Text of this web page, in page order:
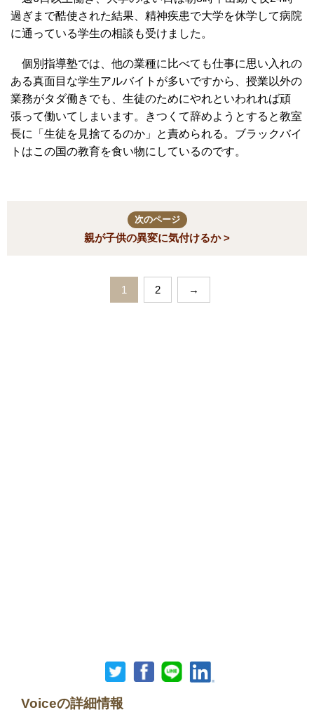
過ぎまで酷使された結果、精神疾患で大学を休学して病院
に通っている学生の相談も受けました。
個別指導塾では、他の業種に比べても仕事に思い入れの
ある真面目な学生アルバイトが多いですから、授業以外の
業務がタダ働きでも、生徒のためにやれといわれれば頑
張って働いてしまいます。きつくて辞めようとすると教室
長に「生徒を見捨てるのか」と責められる。ブラックバイ
トはこの国の教育を食い物にしているのです。
次のページ
親が子供の異変に気付けるか >
1 2 →
Voiceの詳細情報